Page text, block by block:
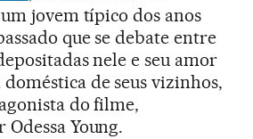
jovem típico dos anos
que se debate entre
nele e seu amor
de seus vizinhos,
do filme,
Young.